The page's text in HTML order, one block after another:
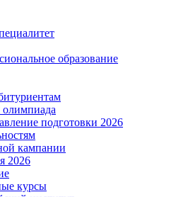
образование
подготовки 2026
кампании
2026
курсы